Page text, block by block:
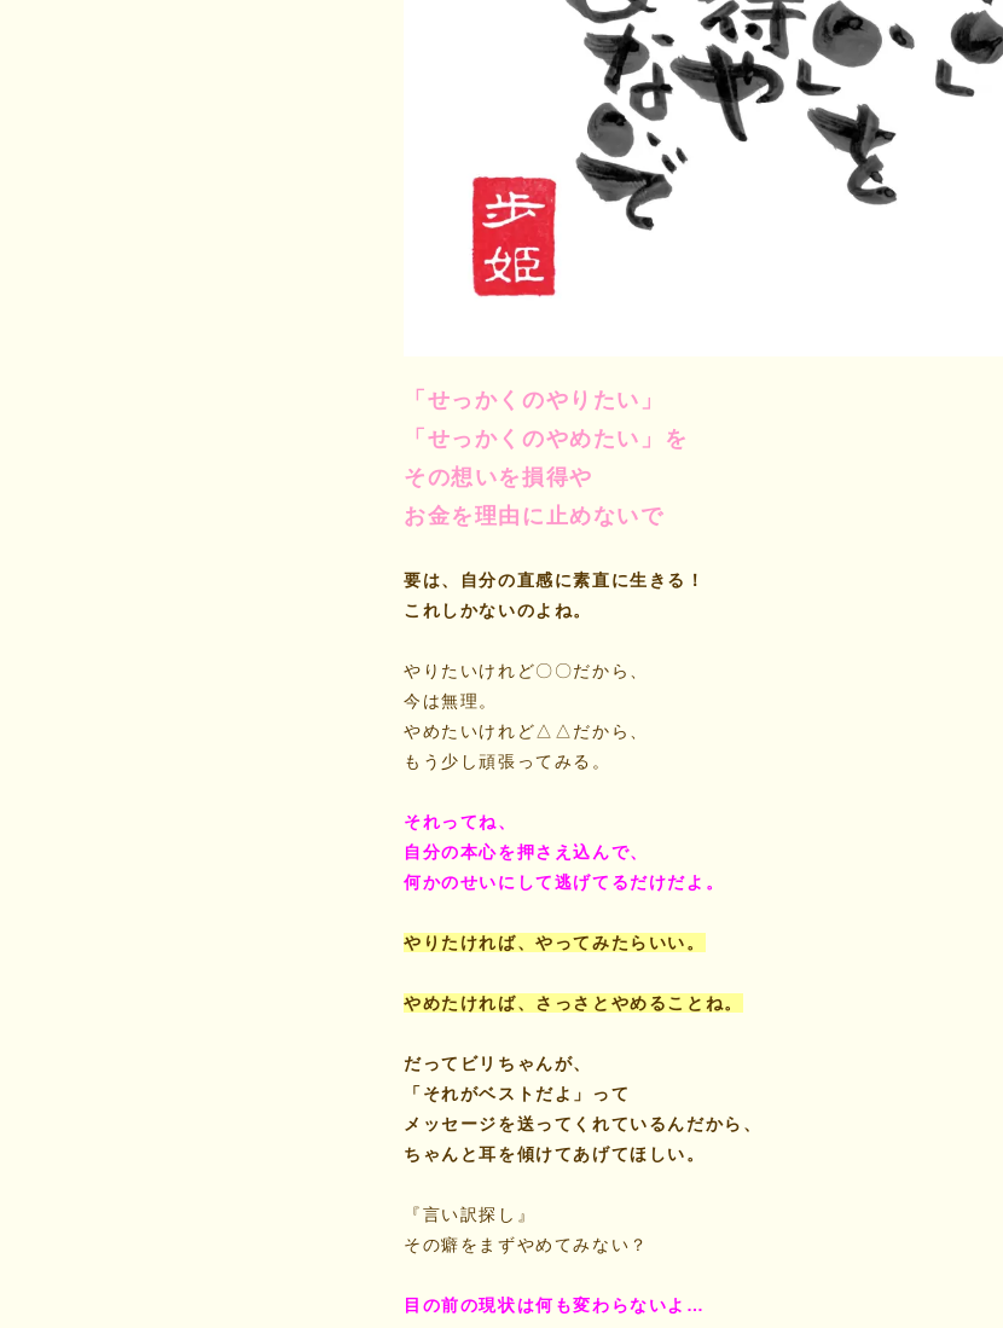
「せっかくのやりたい」
「せっかくのやめたい」を
その想いを損得や
お金を理由に止めないで
要は、自分の直感に素直に生きる！
これしかないのよね。
やりたいけれど〇〇だから、
今は無理。
やめたいけれど△△だから、
もう少し頑張ってみる。
それってね、
自分の本心を押さえ込んで、
何かのせいにして逃げてるだけだよ。
やりたければ、やってみたらいい。
やめたければ、さっさとやめることね。
だってビリちゃんが、
「それがベストだよ」って
メッセージを送ってくれているんだから、
ちゃんと耳を傾けてあげてほしい。
『言い訳探し』
その癖をまずやめてみない？
目の前の現状は何も変わらないよ…